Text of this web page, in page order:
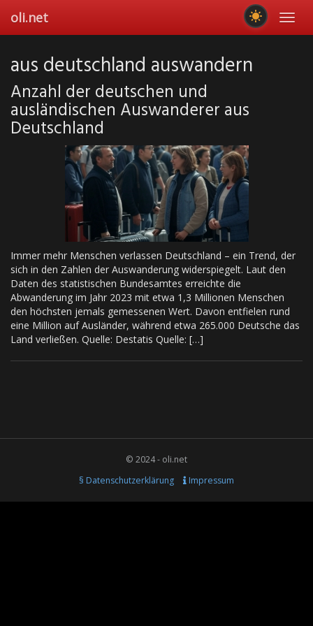
main
oli.net
aus deutschland auswandern
Anzahl der deutschen und
ausländischen Auswanderer aus
Deutschland
Immer mehr Menschen verlassen Deutschland – ein Trend, der
sich in den Zahlen der Auswanderung widerspiegelt. Laut den
Daten des statistischen Bundesamtes erreichte die
Abwanderung im Jahr 2023 mit etwa 1,3 Millionen Menschen
den höchsten jemals gemessenen Wert. Davon entfielen rund
eine Million auf Ausländer, während etwa 265.000 Deutsche das
Land verließen. Quelle: Destatis Quelle: […]
© 2024 - oli.net
§ Datenschutzerklärung
Impressum